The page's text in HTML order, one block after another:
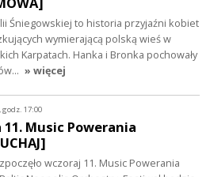
Śniegowskiej to historia przyjaźni kobiet
wymierającą polską wieś w
Karpatach. Hanka i Bronka pochowały
» więcej
godz. 17:00
11. Music Powerania
wczoraj 11. Music Powerania